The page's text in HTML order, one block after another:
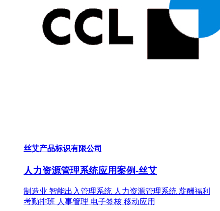
丝艾产品标识有限公司
人力资源管理系统应用案例-丝艾
制造业 智能出入管理系统 人力资源管理系统 薪酬福利
考勤排班 人事管理 电子签核 移动应用